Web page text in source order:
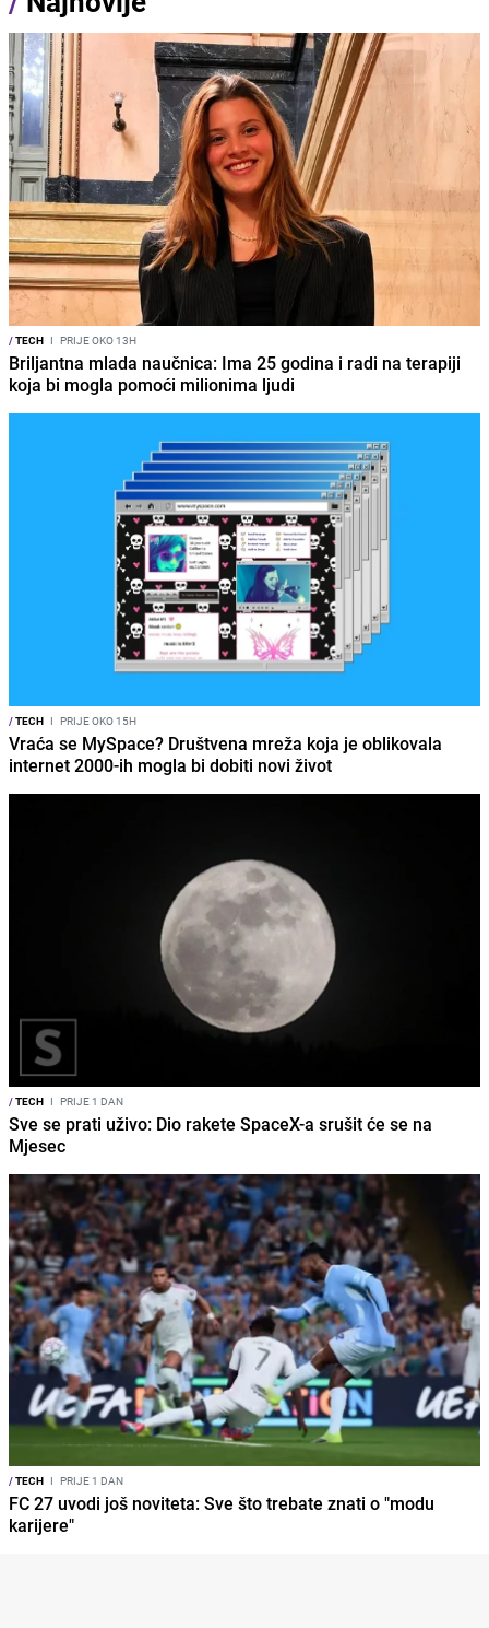
/TECH I PRIJE OKO 13H
Briljantna mlada naučnica: Ima 25 godina i radi na terapiji
koja bi mogla pomoći milionima ljudi
/TECH I PRIJE OKO 15H
Vraća se MySpace? Društvena mreža koja je oblikovala
internet 2000-ih mogla bi dobiti novi život
/TECH I PRIJE 1 DAN
Sve se prati uživo: Dio rakete SpaceX-a srušit će se na
Mjesec
/TECH I PRIJE 1 DAN
FC 27 uvodi još noviteta: Sve što trebate znati o "modu
karijere"